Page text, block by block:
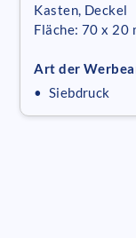
Kasten, Deckel
Fläche: 70 x 20
Art der
• Siebdruck